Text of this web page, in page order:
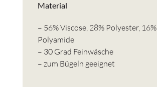
Material
– 56% Viscose, 28% Polyester, 16%
Polyamide
– 30 Grad Feinwäsche
– zum Bügeln geeignet